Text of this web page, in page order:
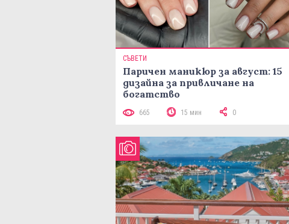
СЪВЕТИ
Паричен маникюр за август: 15
дизайна за привличане на
богатство
665 15 мин 0